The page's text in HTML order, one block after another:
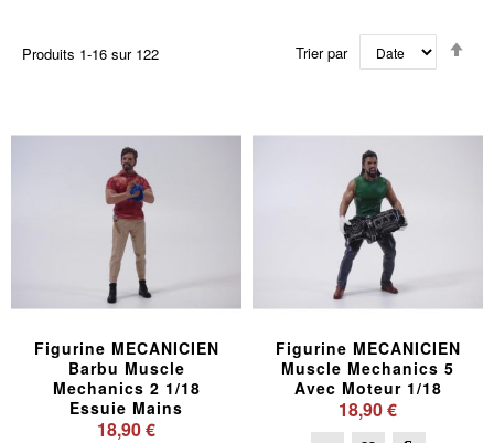
Produits 1-16 sur 122 Trier par
Figurine MECANICIEN
Barbu Muscle
Mechanics 2 1/18
Essuie Mains
18,90 €
Figurine MECANICIEN
Muscle Mechanics 5
Avec Moteur 1/18
18,90 €